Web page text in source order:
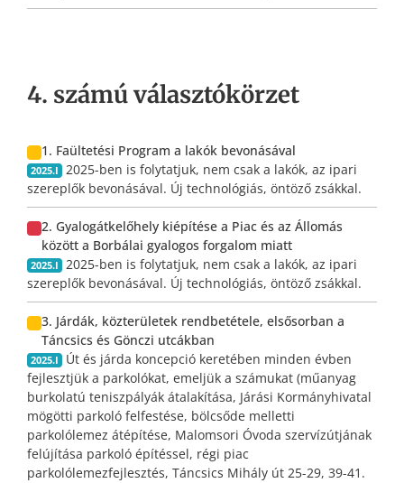
4. számú választókörzet
1. Faültetési Program a lakók bevonásával
2025.I
2025-ben is folytatjuk, nem csak a lakók, az ipari
szereplők bevonásával. Új technológiás, öntöző zsákkal.
2. Gyalogátkelőhely kiépítése a Piac és az Állomás
között a Borbálai gyalogos forgalom miatt
2025.I
2025-ben is folytatjuk, nem csak a lakók, az ipari
szereplők bevonásával. Új technológiás, öntöző zsákkal.
3. Járdák, közterületek rendbetétele, elsősorban a
Táncsics és Gönczi utcákban
2025.I
Út és járda koncepció keretében minden évben
fejlesztjük a parkolókat, emeljük a számukat (műanyag
burkolatú teniszpályák átalakítása, Járási Kormányhivatal
mögötti parkoló felfestése, bölcsőde melletti
parkolólemez átépítése, Malomsori Óvoda szervízútjának
felújítása parkoló építéssel, régi piac
parkolólemezfejlesztés, Táncsics Mihály út 25-29, 39-41.